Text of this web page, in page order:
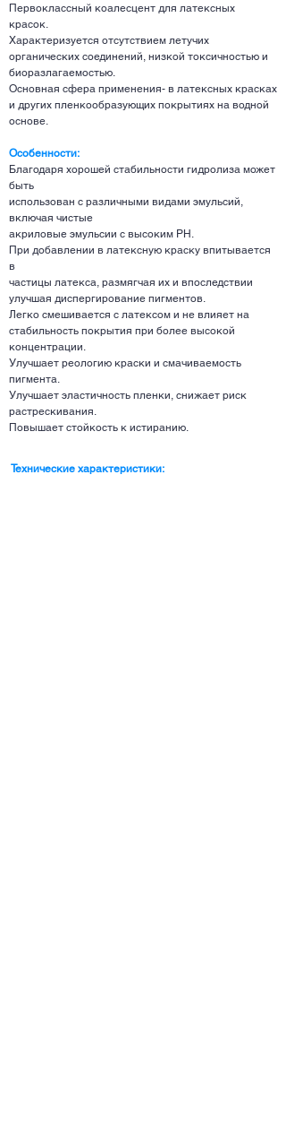
Первоклассный коалесцент для латексных
красок.
Характеризуется отсутствием летучих
органических соединений, низкой токсичностью и
биоразлагаемостью.
Основная сфера применения- в латексных красках
и других пленкообразующих покрытиях на водной
основе.
Особенности:
Благодаря хорошей стабильности гидролиза может
быть
использован с различными видами эмульсий,
включая чистые
акриловые эмульсии с высоким PH.
При добавлении в латексную краску впитывается
в
частицы латекса, размягчая их и впоследствии
улучшая диспергирование пигментов.
Легко смешивается с латексом и не влияет на
стабильность покрытия при более высокой
концентрации.
Улучшает реологию краски и смачиваемость
пигмента.
Улучшает эластичность пленки, снижает риск
растрескивания.
Повышает стойкость к истиранию.
Технические характеристики: